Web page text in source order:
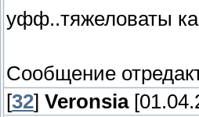
уфф..тяжеловаты
Сообщение
[32] Veronsia